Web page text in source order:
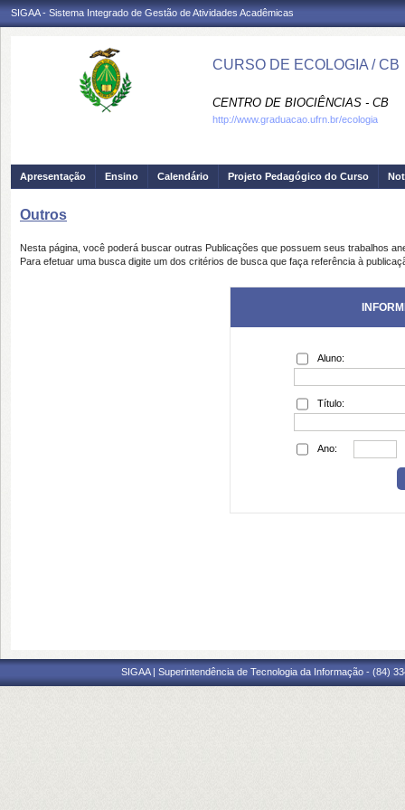
SIGAA - Sistema Integrado de Gestão de Atividades Acadêmicas
CURSO DE ECOLOGIA / CB
CENTRO DE BIOCIÊNCIAS - CB
http://www.graduacao.ufrn.br/ecologia
Apresentação Ensino Calendário Projeto Pedagógico do Curso
Outros
Nesta página, você poderá buscar outras Publicações que possuem seus trabalhos
Para efetuar uma busca digite um dos critérios de busca que faça referência à
Aluno:
Título:
Ano:
SIGAA | Superintendência de Tecnologia da Informação - (84)